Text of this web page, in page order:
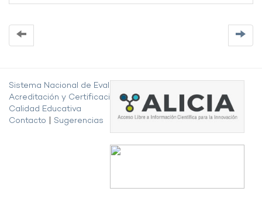
Sistema Nacional de Evaluación,
Acreditación y Certificación de la
Calidad Educativa
Contacto
Sugerencias